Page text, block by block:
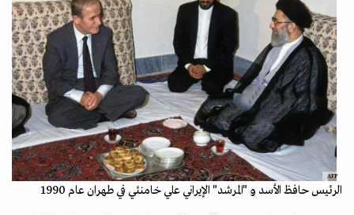
AFP
الرئيس حافظ الأسد و "المرشد" الإيراني علي خامنئي في طهران عام 1990